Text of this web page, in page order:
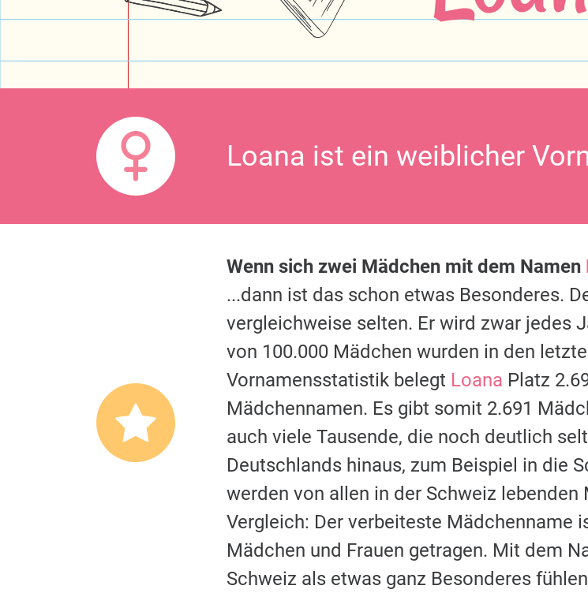
Loana ist ein weiblicher
Wenn sich zwei Mädchen mit dem Namen
...dann ist das schon etwas Besonderes.
vergleichweise selten. Er wird zwar jedes
von 100.000 Mädchen wurden in den
Vornamensstatistik belegt Loana Platz
Mädchennamen. Es gibt somit 2.691
auch viele Tausende, die noch deutlich
Deutschlands hinaus, zum Beispiel in die
werden von allen in der Schweiz lebenden
Vergleich: Der verbeiteste Mädchenname
Mädchen und Frauen getragen. Mit dem
Schweiz als etwas ganz Besonderes